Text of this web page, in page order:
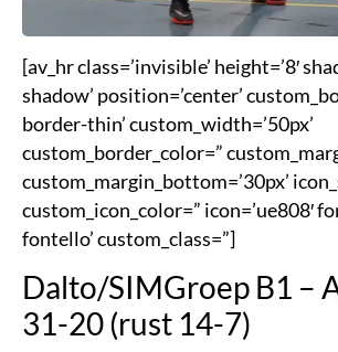
[av_hr class=’invisible’ height=’8′
shadow’ position=’center’
border-thin’ custom_width=’50px’
custom_border_color=”
custom_margin_bottom=’30px’
custom_icon_color=” icon=’ue808′
fontello’ custom_class=”]
Dalto/SIMGroep B1 –
31-20 (rust 14-7)